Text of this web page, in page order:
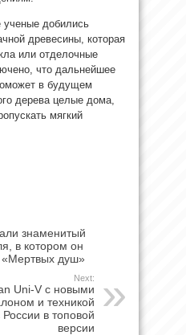
ученые добились
древесины, которая
или отделочные
что дальнейшее
в будущем
дерева целые дома,
мягкий
знаменитый
в котором он
«Мертвых душ»
Next:
Uni-V с новыми
и техникой
в топовой
версии